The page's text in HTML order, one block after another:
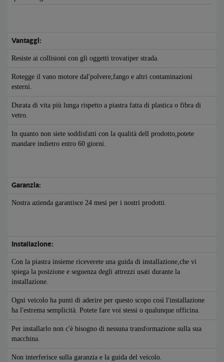
Vantaggi:
Resiste ai collisioni con gli oggetti trovatiper strada.
Rotegge il vano motore dal'polvere,fango e altri contaminazioni
esterni.
Durata di vita più lunga rispetto a piastra fatta di plastica o fibra di
vetro.
In quanto non siete soddisfatti con la qualità dell prodotto,potete
mandare indietro entro 60 giorni.
Garanzia:
Nostra azienda garantisce 24 mesi per i nostri prodotti.
Installazione:
Con la piastra insieme riceverete una guida di installazione,che vi
spiega la posizione e seguenza degli attrezzi usati durante la
installazione.
Ogni veicolo ha punti di aderire per questo scopo così l'installazione
ha l'estrema semplicità. Potete fare voi stessi o qualunque officina.
Per installarlo non c'è bisogno di nessuna transformazione sulla sua
macchina.
Non interferisce sulla garanzia e la guida del veicolo.